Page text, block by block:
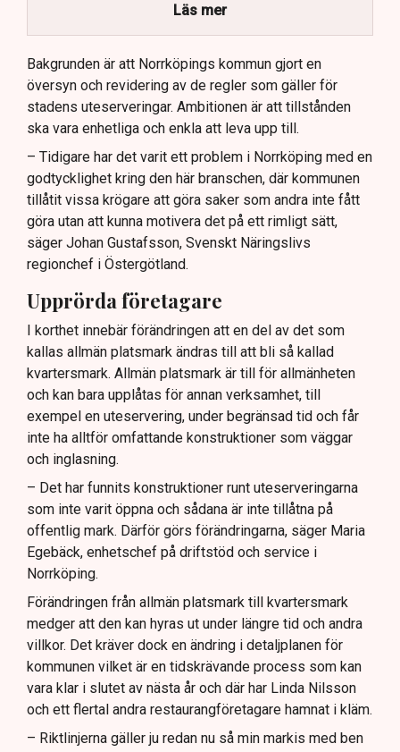
Kommunen vill skapa enhetliga regler för
uteserveringar.
Lindas Kula ställer in uteserveringen för
sommaren.
Läs mer
Bakgrunden är att Norrköpings kommun gjort en
översyn och revidering av de regler som gäller för
stadens uteserveringar. Ambitionen är att tillstånden
ska vara enhetliga och enkla att leva upp till.
– Tidigare har det varit ett problem i Norrköping med en
godtycklighet kring den här branschen, där kommunen
tillåtit vissa krögare att göra saker som andra inte fått
göra utan att kunna motivera det på ett rimligt sätt,
säger Johan Gustafsson, Svenskt Näringslivs
regionchef i Östergötland.
Upprörda företagare
I korthet innebär förändringen att en del av det som
kallas allmän platsmark ändras till att bli så kallad
kvartersmark. Allmän platsmark är till för allmänheten
och kan bara upplåtas för annan verksamhet, till
exempel en uteservering, under begränsad tid och får
inte ha alltför omfattande konstruktioner som väggar
och inglasning.
– Det har funnits konstruktioner runt uteserveringarna
som inte varit öppna och sådana är inte tillåtna på
offentlig mark. Därför görs förändringarna, säger Maria
Egebäck, enhetschef på driftstöd och service i
Norrköping.
Förändringen från allmän platsmark till kvartersmark
medger att den kan hyras ut under längre tid och andra
villkor. Det kräver dock en ändring i detaljplanen för
kommunen vilket är en tidskrävande process som kan
vara klar i slutet av nästa år och där har Linda Nilsson
och ett flertal andra restaurangföretagare hamnat i kläm.
– Riktlinjerna gäller ju redan nu så min markis med ben